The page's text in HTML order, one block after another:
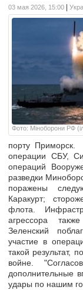
03 мая 2026, 15:00
Фото: Міноборони РФ
порту Приморск.
операции СБУ,
операций
разведки
поражены
Каракурт;
флота.
агрессора
Зеленский
участие в
такой результат,
войне.
дополнительные
удары по нашим